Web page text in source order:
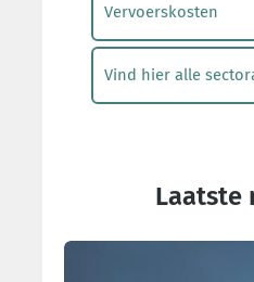
Vervoerskosten
Vind hier alle
Laatste